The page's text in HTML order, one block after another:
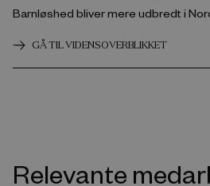
Barnløshed bliver mere udbredt i
GÅ TIL VIDENSOVERBLIKKET
Relevante